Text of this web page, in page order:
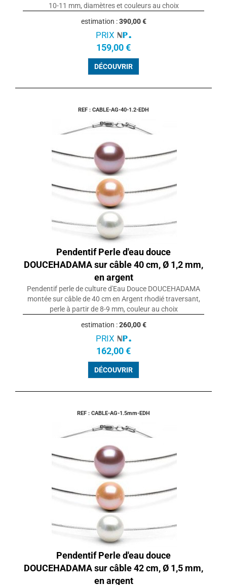
10-11 mm, diamètres et couleurs au choix
estimation :390,00 €
PRIX
159,00 €
DÉCOUVRIR
REF : CABLE-AG-40-1.2-EDH
Pendentif Perle d'eau douce
DOUCEHADAMA sur câble 40 cm, Ø 1,2 mm,
en argent
Pendentif perle de culture d'Eau Douce DOUCEHADAMA
montée sur câble de 40 cm en Argent rhodié traversant,
perle à partir de 8-9 mm, couleur au choix
estimation :260,00 €
PRIX
162,00 €
DÉCOUVRIR
REF : CABLE-AG-1.5mm-EDH
Pendentif Perle d'eau douce
DOUCEHADAMA sur câble 42 cm, Ø 1,5 mm,
en argent